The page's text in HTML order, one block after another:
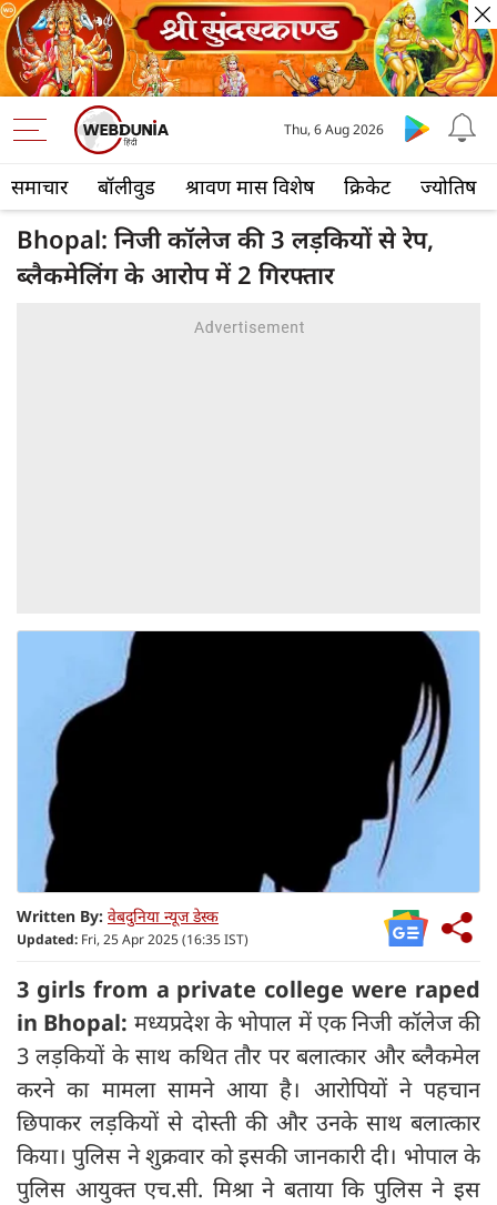
समाचार बॉलीवुड श्रावण मास विशेष क्रिकेट ज्योतिष
Thu, 6 Aug 2026
Bhopal: निजी कॉलेज की 3 लड़कियों से रेप,
ब्लैकमेलिंग के आरोप में 2 गिरफ्तार
Written By: वेबदुनिया न्यूज डेस्क
Updated: Fri, 25 Apr 2025 (16:35 IST)
3 girls from a private college were raped
in Bhopal: मध्यप्रदेश के भोपाल में एक निजी कॉलेज की
3 लड़कियों के साथ कथित तौर पर बलात्कार और ब्लैकमेल
करने का मामला सामने आया है। आरोपियों ने पहचान
छिपाकर लड़कियों से दोस्ती की और उनके साथ बलात्कार
किया। पुलिस ने शुक्रवार को इसकी जानकारी दी। भोपाल के
पुलिस आयुक्त एच.सी. मिश्रा ने बताया कि पुलिस ने इस